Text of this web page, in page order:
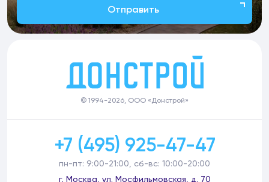
Отправить
© 1994-2026, ООО «Донстрой»
+7 (495) 925-47-47
пн-пт: 9:00-21:00, сб-вс: 10:00-20:00
г. Москва, ул. Мосфильмовская, д. 70